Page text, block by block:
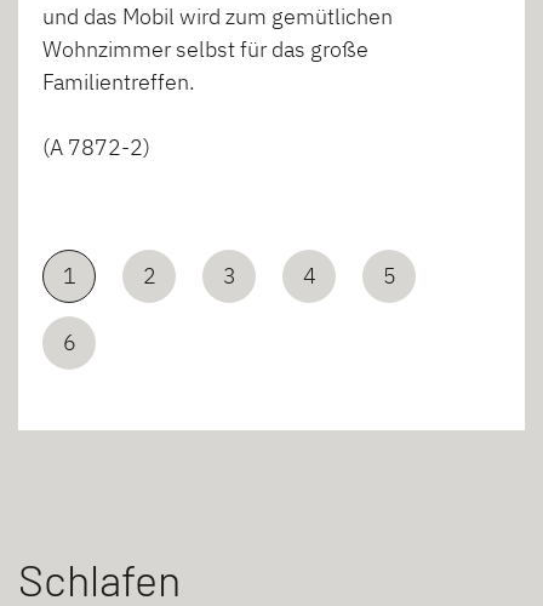
und das Mobil wird zum gemütlichen
Wohnzimmer selbst für das große
Familientreffen.
(A 7872-2)
1 2 3 4 5
6
Schlafen